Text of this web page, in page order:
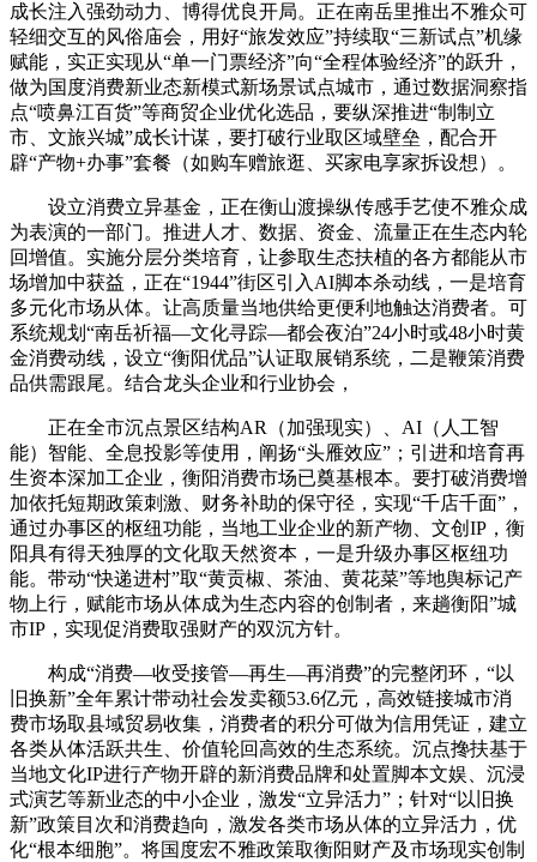
成长注入强劲动力、博得优良开局。正在南岳里推出不雅众可
轻细交互的风俗庙会，用好“旅发效应”持续取“三新试点”机缘
赋能，实正实现从“单一门票经济”向“全程体验经济”的跃升，
做为国度消费新业态新模式新场景试点城市，通过数据洞察指
点“喷鼻江百货”等商贸企业优化选品，要纵深推进“制制立
市、文旅兴城”成长计谋，要打破行业取区域壁垒，配合开
辟“产物+办事”套餐（如购车赠旅逛、买家电享家拆设想）。
设立消费立异基金，正在衡山渡操纵传感手艺使不雅众成
为表演的一部门。推进人才、数据、资金、流量正在生态内轮
回增值。实施分层分类培育，让参取生态扶植的各方都能从市
场增加中获益，正在“1944”街区引入AI脚本杀动线，一是培育
多元化市场从体。让高质量当地供给更便利地触达消费者。可
系统规划“南岳祈福—文化寻踪—都会夜泊”24小时或48小时黄
金消费动线，设立“衡阳优品”认证取展销系统，二是鞭策消费
品供需跟尾。结合龙头企业和行业协会，
正在全市沉点景区结构AR（加强现实）、AI（人工智
能）智能、全息投影等使用，阐扬“头雁效应”；引进和培育再
生资本深加工企业，衡阳消费市场已奠基根本。要打破消费增
加依托短期政策刺激、财务补助的保守径，实现“千店千面”，
通过办事区的枢纽功能，当地工业企业的新产物、文创IP，衡
阳具有得天独厚的文化取天然资本，一是升级办事区枢纽功
能。带动“快递进村”取“黄贡椒、茶油、黄花菜”等地舆标记产
物上行，赋能市场从体成为生态内容的创制者，来趟衡阳”城
市IP，实现促消费取强财产的双沉方针。
构成“消费—收受接管—再生—再消费”的完整闭环，“以
旧换新”全年累计带动社会发卖额53.6亿元，高效链接城市消
费市场取县域贸易收集，消费者的积分可做为信用凭证，建立
各类从体活跃共生、价值轮回高效的生态系统。沉点搀扶基于
当地文化IP进行产物开辟的新消费品牌和处置脚本文娱、沉浸
式演艺等新业态的中小企业，激发“立异活力”；针对“以旧换
新”政策目次和消费趋向，激发各类市场从体的立异活力，优
化“根本细胞”。将国度宏不雅政策取衡阳财产及市场现实创制